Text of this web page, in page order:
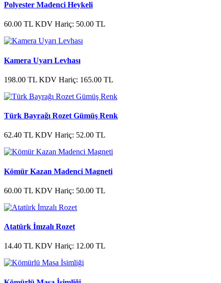
Polyester Madenci Heykeli
60.00 TL KDV Hariç: 50.00 TL
Kamera Uyarı Levhası
198.00 TL KDV Hariç: 165.00 TL
Türk Bayrağı Rozet Gümüş Renk
62.40 TL KDV Hariç: 52.00 TL
Kömür Kazan Madenci Magneti
60.00 TL KDV Hariç: 50.00 TL
Atatürk İmzalı Rozet
14.40 TL KDV Hariç: 12.00 TL